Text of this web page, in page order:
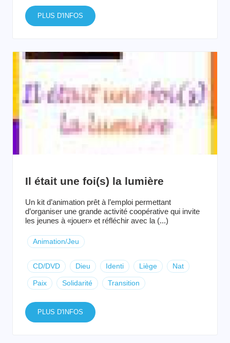
PLUS D'INFOS
Il était une foi(s) la lumière
Un kit d’animation prêt à l’emploi permettant
d’organiser une grande activité coopérative qui invite
les jeunes à «jouer» et réfléchir avec la (...)
Animation/Jeu
CD/DVD Dieu Identi Liège Nat
Paix Solidarité Transition
PLUS D'INFOS